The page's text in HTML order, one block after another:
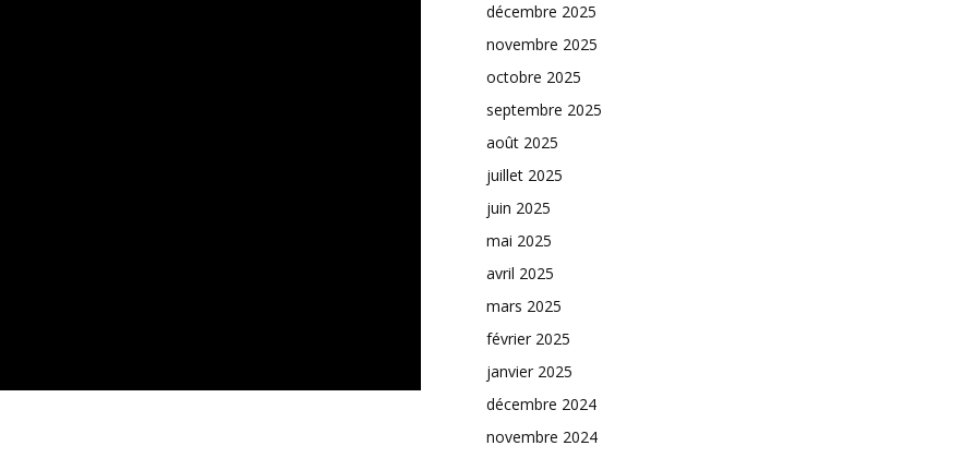
décembre 2025
novembre 2025
octobre 2025
septembre 2025
août 2025
juillet 2025
juin 2025
mai 2025
avril 2025
mars 2025
février 2025
janvier 2025
décembre 2024
novembre 2024